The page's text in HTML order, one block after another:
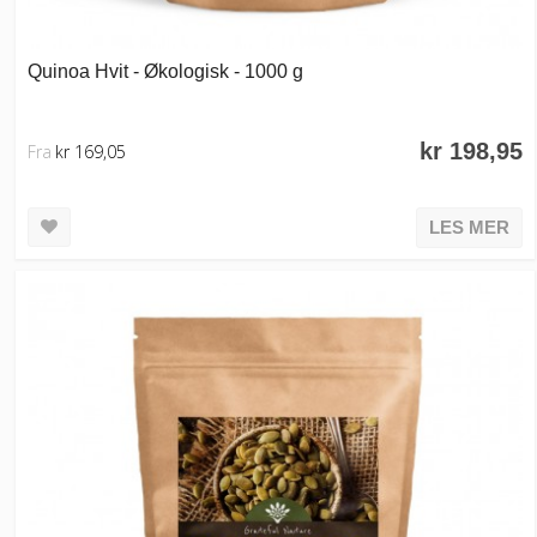
Quinoa Hvit - Økologisk - 1000 g
kr 198,95
Fra kr 169,05
LES MER